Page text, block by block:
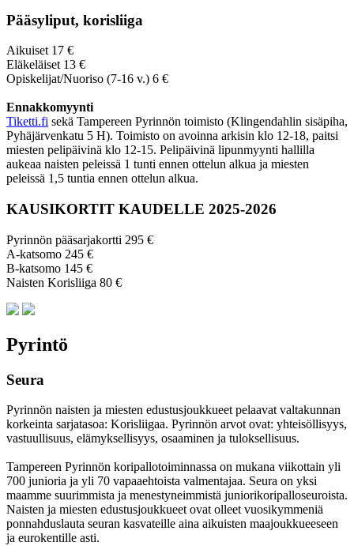
Pääsyliput, korisliiga
Aikuiset 17 €
Eläkeläiset 13 €
Opiskelijat/Nuoriso (7-16 v.) 6 €
Ennakkomyynti
Tiketti.fi sekä Tampereen Pyrinnön toimisto (Klingendahlin sisäpiha,
Pyhäjärvenkatu 5 H). Toimisto on avoinna arkisin klo 12-18, paitsi
miesten pelipäivinä klo 12-15. Pelipäivinä lipunmyynti hallilla
aukeaa naisten peleissä 1 tunti ennen ottelun alkua ja miesten
peleissä 1,5 tuntia ennen ottelun alkua.
KAUSIKORTIT KAUDELLE 2025-2026
Pyrinnön pääsarjakortti 295 €
A-katsomo 245 €
B-katsomo 145 €
Naisten Korisliiga 80 €
Pyrintö
Seura
Pyrinnön naisten ja miesten edustusjoukkueet pelaavat valtakunnan
korkeinta sarjatasoa: Korisliigaa. Pyrinnön arvot ovat: yhteisöl­lisyys,
vastuul­lisuus, elämyk­sellisyys, osaaminen ja tulok­sellisuus.
Tampereen Pyrinnön kori­pallo­toimin­nassa on mukana viikottain yli
700 junioria ja yli 70 vapaa­ehtoista valmen­tajaa. Seura on yksi
maamme suurim­mista ja menes­tyneim­mistä juni­ori­kori­pallo­seuroista.
Naisten ja miesten edustus­joukkueet ovat olleet vuosi­kymmeniä
ponnahdus­lauta seuran kasvateille aina aikuisten maa­joukkueeseen
ja euro­kentille asti.